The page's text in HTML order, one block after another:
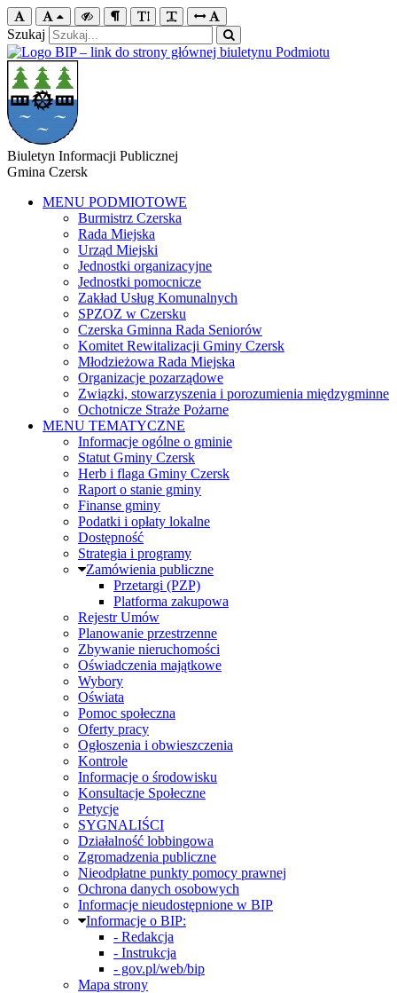
Szukaj
Biuletyn Informacji Publicznej
Gmina Czersk
MENU PODMIOTOWE
Burmistrz Czerska
Rada Miejska
Urząd Miejski
Jednostki organizacyjne
Jednostki pomocnicze
Zakład Usług Komunalnych
SPZOZ w Czersku
Czerska Gminna Rada Seniorów
Komitet Rewitalizacji Gminy Czersk
Młodzieżowa Rada Miejska
Organizacje pozarządowe
Związki, stowarzyszenia i porozumienia międzygminne
Ochotnicze Straże Pożarne
MENU TEMATYCZNE
Informacje ogólne o gminie
Statut Gminy Czersk
Herb i flaga Gminy Czersk
Raport o stanie gminy
Finanse gminy
Podatki i opłaty lokalne
Dostępność
Strategia i programy
Zamówienia publiczne
Przetargi (PZP)
Platforma zakupowa
Rejestr Umów
Planowanie przestrzenne
Zbywanie nieruchomości
Oświadczenia majątkowe
Wybory
Oświata
Pomoc społeczna
Oferty pracy
Ogłoszenia i obwieszczenia
Kontrole
Informacje o środowisku
Konsultacje Społeczne
Petycje
SYGNALIŚCI
Działalność lobbingowa
Zgromadzenia publiczne
Nieodpłatne punkty pomocy prawnej
Ochrona danych osobowych
Informacje nieudostępnione w BIP
Informacje o BIP:
- Redakcja
- Instrukcja
- gov.pl/web/bip
Mapa strony